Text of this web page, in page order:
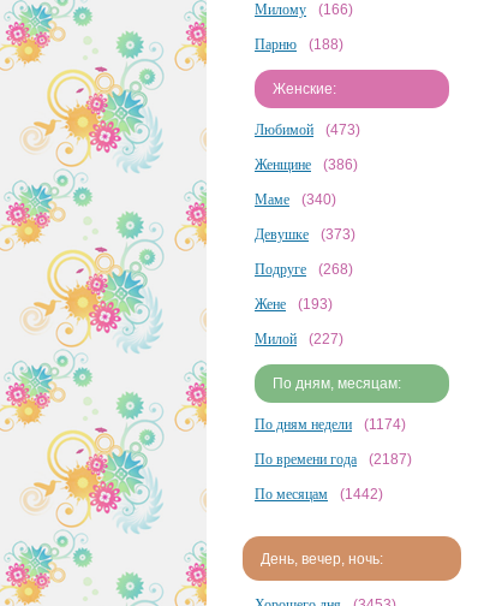
Милому (166)
Парню (188)
Женские:
Любимой (473)
Женщине (386)
Маме (340)
Девушке (373)
Подруге (268)
Жене (193)
Милой (227)
По дням, месяцам:
По дням недели (1174)
По времени года (2187)
По месяцам (1442)
День, вечер, ночь: